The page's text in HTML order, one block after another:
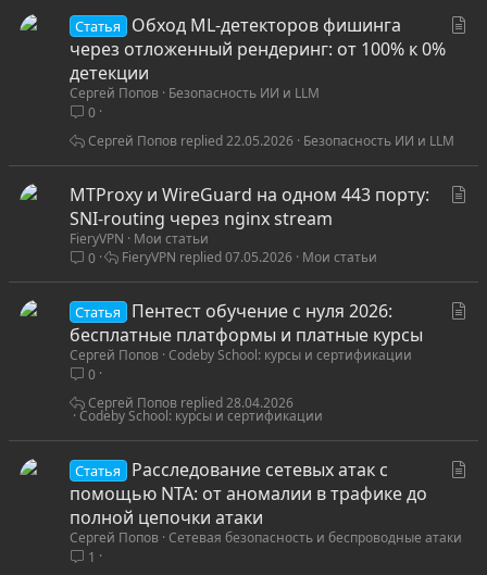
Статья
Обход ML-детекторов фишинга
через отложенный рендеринг: от 100% к 0%
детекции
Сергей Попов Безопасность ИИ и LLM
0
Безопасность ИИ и LLM
22.05.2026
Сергей Попов
ь
MTProxy и WireGuard на одном 443 порту:
SNI-routing через nginx stream
FieryVPN
Мои статьи
0
Мои статьи
07.05.2026
FieryVPN
Статья
Пентест обучение с нуля 2026:
бесплатные платформы и платные курсы
Сергей Попов Codeby School: курсы и сертификации
0
Codeby School: курсы и сертификации
28.04.2026
Сергей Попов
Статья
Расследование сетевых атак с
помощью NTA: от аномалии в трафике до
полной цепочки атаки
Сергей Попов Сетевая безопасность и беспроводные атаки
1